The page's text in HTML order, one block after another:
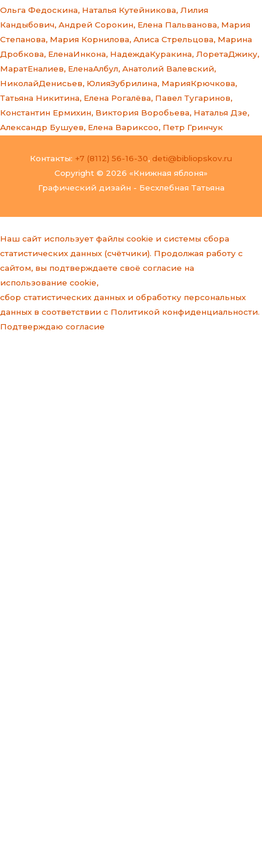
Ольга Федоскина, Наталья Кутейникова, Лилия
Кандыбович, Андрей Сорокин, Елена Пальванова, Мария
Степанова, Мария Корнилова, Алиса Стрельцова, Марина
Дробкова, ЕленаИнкона, НадеждаКуракина, ЛоретаДжику,
МаратЕналиев, ЕленаАлбул, Анатолий Валевский,
НиколайДенисьев, ЮлияЗубрилина, МарияКрючкова,
Татьяна Никитина, Елена Рогалёва, Павел Тугаринов,
Константин Ермихин, Виктория Воробьева, Наталья Дзе,
Александр Бушуев, Елена Вариксоо, Петр Гринчук
Контакты: +7 (8112) 56-16-30, deti@bibliopskov.ru
Copyright © 2026 «Книжная яблоня»
Графический дизайн - Бесхлебная Татьяна
Наш сайт использует файлы cookie и системы сбора
статистических данных (счётчики). Продолжая работу с
сайтом, вы подтверждаете своё согласие на
использование cookie,
сбор статистических данных и обработку персональных
данных в соответствии с Политикой конфиденциальности.
Подтверждаю согласие